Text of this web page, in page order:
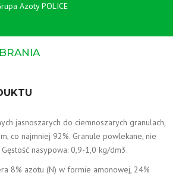
Azoty POLICE
jasnoszarych do ciemnoszarych granulach,
co najmniej 92%. Granule powlekane, nie
nasypowa: 0,9-1,0 kg/dm3.
8% azotu (N) w formie amonowej, 24%